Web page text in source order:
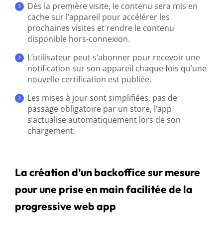
Dès la première visite, le contenu sera mis en
cache sur l’appareil pour accélérer les
prochaines visites et rendre le contenu
disponible hors-connexion.
L’utilisateur peut s’abonner pour recevoir une
notification sur son appareil chaque fois qu’une
nouvelle certification est publiée.
Les mises à jour sont simplifiées, pas de
passage obligatoire par un store, l’app
s’actualise automatiquement lors de son
chargement.
La création d’un backoffice sur mesure
pour une prise en main facilitée de la
progressive web app